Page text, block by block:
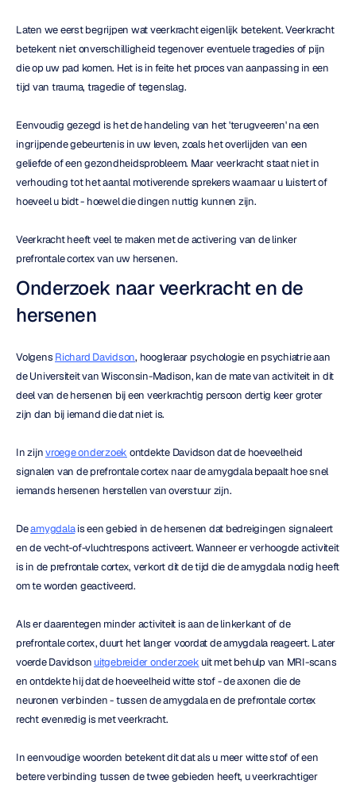
Laten we eerst begrijpen wat veerkracht eigenlijk betekent. Veerkracht
betekent niet onverschilligheid tegenover eventuele tragedies of pijn
die op uw pad komen. Het is in feite het proces van aanpassing in een
tijd van trauma, tragedie of tegenslag.
Eenvoudig gezegd is het de handeling van het 'terugveeren' na een
ingrijpende gebeurtenis in uw leven, zoals het overlijden van een
geliefde of een gezondheidsprobleem. Maar veerkracht staat niet in
verhouding tot het aantal motiverende sprekers waarnaar u luistert of
hoeveel u bidt - hoewel die dingen nuttig kunnen zijn.
Veerkracht heeft veel te maken met de activering van de linker
prefrontale cortex van uw hersenen.
Onderzoek naar veerkracht en de
hersenen
Volgens Richard Davidson, hoogleraar psychologie en psychiatrie aan
de Universiteit van Wisconsin-Madison, kan de mate van activiteit in dit
deel van de hersenen bij een veerkrachtig persoon dertig keer groter
zijn dan bij iemand die dat niet is.
In zijn vroege onderzoek ontdekte Davidson dat de hoeveelheid
signalen van de prefrontale cortex naar de amygdala bepaalt hoe snel
iemands hersenen herstellen van overstuur zijn.
De amygdala is een gebied in de hersenen dat bedreigingen signaleert
en de vecht-of-vluchtrespons activeert. Wanneer er verhoogde activiteit
is in de prefrontale cortex, verkort dit de tijd die de amygdala nodig heeft
om te worden geactiveerd.
Als er daarentegen minder activiteit is aan de linkerkant of de
prefrontale cortex, duurt het langer voordat de amygdala reageert. Later
voerde Davidson uitgebreider onderzoek uit met behulp van MRI-scans
en ontdekte hij dat de hoeveelheid witte stof - de axonen die de
neuronen verbinden - tussen de amygdala en de prefrontale cortex
recht evenredig is met veerkracht.
In eenvoudige woorden betekent dit dat als u meer witte stof of een
betere verbinding tussen de twee gebieden heeft, u veerkrachtiger